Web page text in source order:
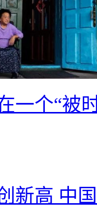
一个“被
新高 中